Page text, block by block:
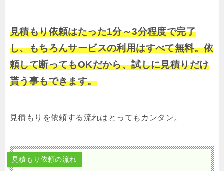
見積もり依頼はたった1分～3分程度で完了
し、もちろんサービスの利用はすべて無料。依
頼して断ってもOKだから、試しに見積りだけ
貰う事もできます。
見積もりを依頼する流れはとってもカンタン。
見積もり依頼の流れ